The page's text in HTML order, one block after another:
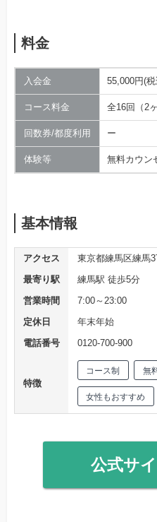
料金
入会金 55,000円(
コース料金 全16回（2
回数券/都度利用 ー
体験等 無料カウン
基本情報
アクセス
東京都練馬区練馬
最寄り駅
練馬駅 徒歩5分
営業時間
7:00～23:00
定休日
年末年始
電話番号
0120-700-900
特徴
コース制 無
女性もおすすめ
公式サ